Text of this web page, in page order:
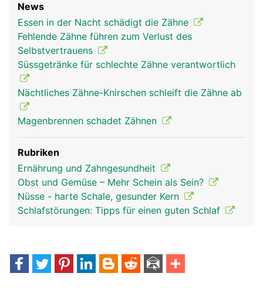
News
Essen in der Nacht schädigt die Zähne
Fehlende Zähne führen zum Verlust des
Selbstvertrauens
Süssgetränke für schlechte Zähne verantwortlich
Nächtliches Zähne-Knirschen schleift die Zähne ab
Magenbrennen schadet Zähnen
Rubriken
Ernährung und Zahngesundheit
Obst und Gemüse – Mehr Schein als Sein?
Nüsse - harte Schale, gesunder Kern
Schlafstörungen: Tipps für einen guten Schlaf